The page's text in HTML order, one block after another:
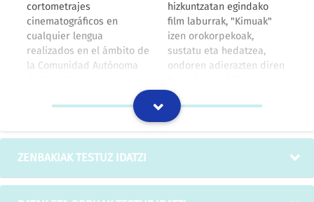
cortometrajes
cinematográficos en
cualquier lengua
realizados en el ámbito de
la Comunidad Autónoma
"Kimuak", conforme a las
continuación se detallan.
hizkuntzatan egindako
film laburrak, "Kimuak"
izen orokorpekoak,
sustatu eta hedatzea,
ondoren adierazten diren
IZOko itzulpen-memoria
ZENBAKIAK TESTUZ IDATZI